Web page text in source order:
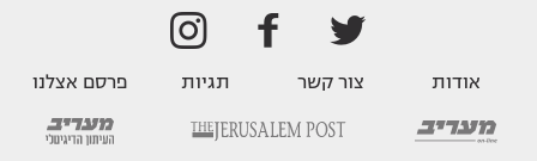
אודות צור קשר תגיות פרסם אצלנו